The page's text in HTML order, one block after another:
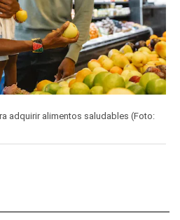
adquirir alimentos saludables (Foto: